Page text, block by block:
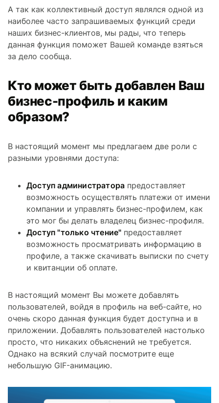
А так как коллективный доступ являлся одной из
наиболее часто запрашиваемых функций среди
наших бизнес-клиентов, мы рады, что теперь
данная функция поможет Вашей команде взяться
за дело сообща.
Кто может быть добавлен Ваш
бизнес-профиль и каким
образом?
В настоящий момент мы предлагаем две роли с
разными уровнями доступа:
Доступ администратора предоставляет
возможность осуществлять платежи от имени
компании и управлять бизнес-профилем, как
это мог бы делать владелец бизнес-профиля.
Доступ "только чтение" предоставляет
возможность просматривать информацию в
профиле, а также скачивать выписки по счету
и квитанции об оплате.
В настоящий момент Вы можете добавлять
пользователей, войдя в профиль на веб-сайте, но
очень скоро данная функция будет доступна и в
приложении. Добавлять пользователей настолько
просто, что никаких объяснений не требуется.
Однако на всякий случай посмотрите еще
небольшую GIF-анимацию.